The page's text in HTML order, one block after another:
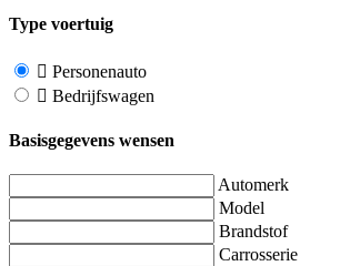
Type voertuig
Personenauto
Bedrijfswagen
Basisgegevens wensen
Automerk
Model
Brandstof
Carrosserie